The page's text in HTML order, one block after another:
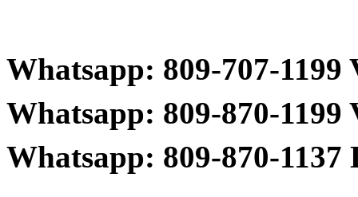
Whatsapp: 809-707-1199
Whatsapp: 809-870-1199
Whatsapp: 809-870-